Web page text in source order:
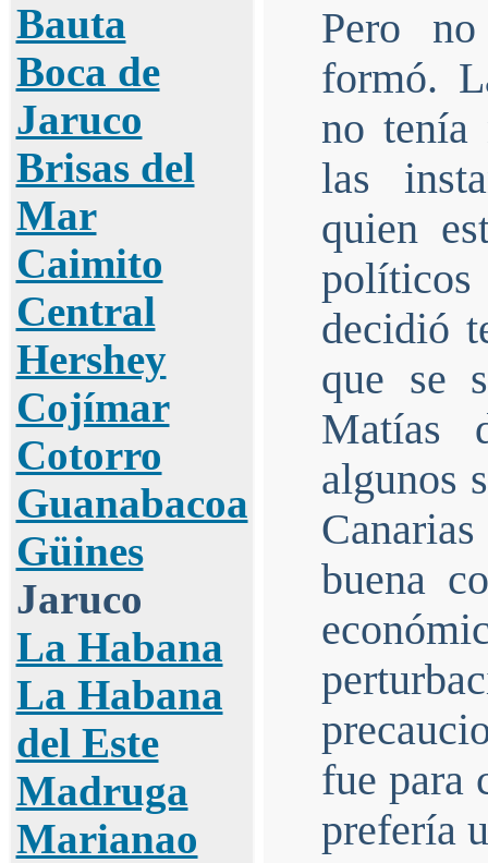
Bauta
Boca de
Jaruco
Brisas del
Mar
Caimito
Central
Hershey
Cojímar
Cotorro
Guanabacoa
Güines
Jaruco
La Habana
La Habana
del Este
Madruga
Marianao
Pero
formó.
no tenía
las
quien
decidió
que se
Matías
algunos
buena
fue para
prefería